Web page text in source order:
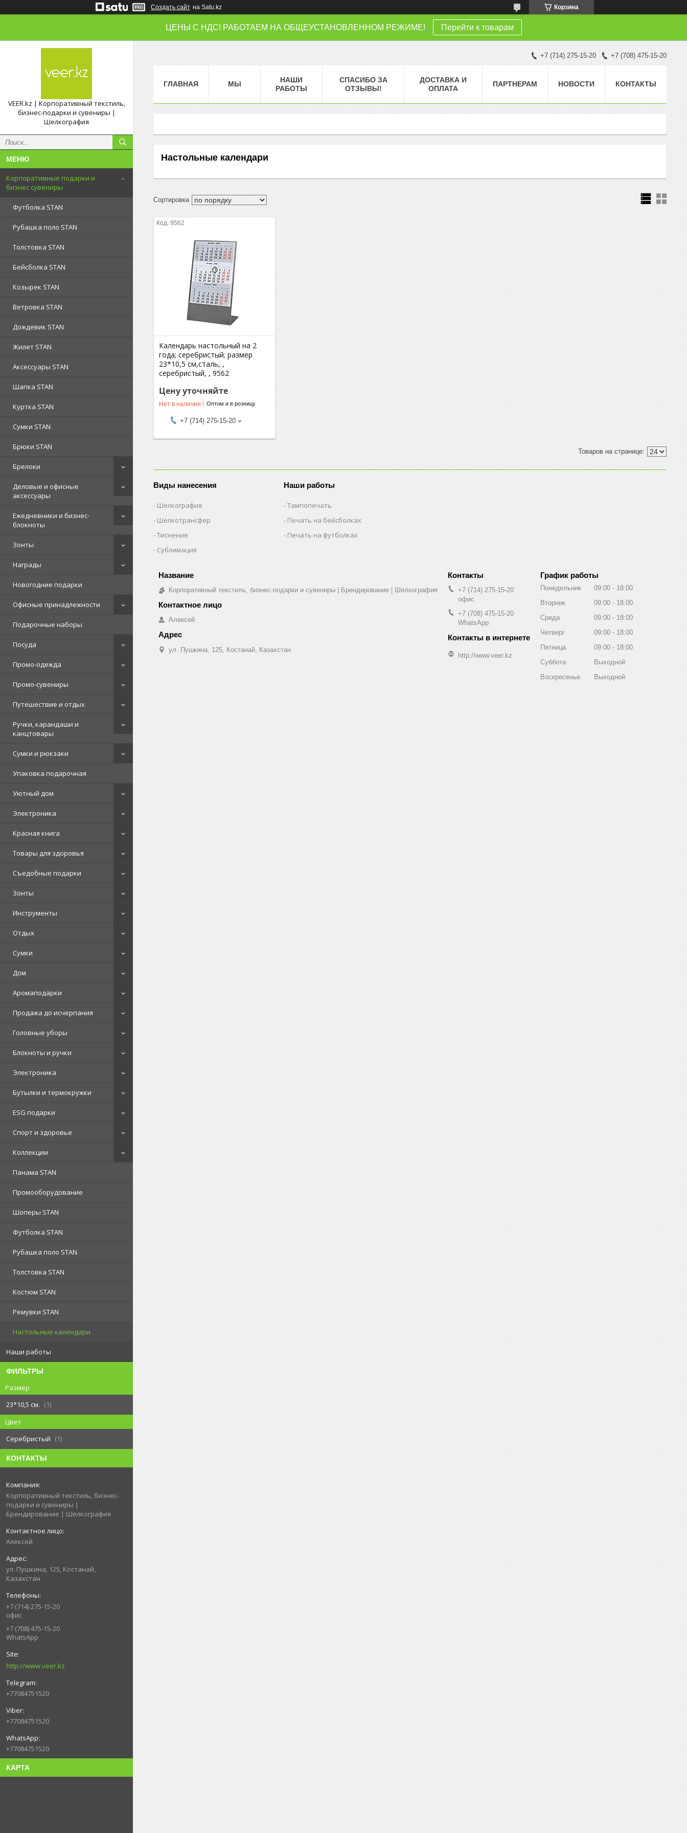
Создать сайт на Satu.kz Корзина
ЦЕНЫ С НДС! РАБОТАЕМ НА ОБЩЕУСТАНОВЛЕННОМ РЕЖИМЕ! Перейти к товарам
VEER.kz | Корпоративный текстиль,
бизнес-подарки и сувениры |
Шелкография
Корпоративные подарки и
бизнес сувениры
Футболка STAN
Рубашка поло STAN
Толстовка STAN
Бейсболка STAN
Козырек STAN
Ветровка STAN
Дождевик STAN
Жилет STAN
Аксессуары STAN
Шапка STAN
Куртка STAN
Сумки STAN
Брюки STAN
Брелоки
Деловые и офисные
аксессуары
Ежедневники и бизнес-
блокноты
Зонты
Награды
Новогодние подарки
Офисные принадлежности
Подарочные наборы
Посуда
Промо-одежда
Промо-сувениры
Путешествие и отдых
Ручки, карандаши и
канцтовары
Сумки и рюкзаки
Упаковка подарочная
Уютный дом
Электроника
Красная книга
Товары для здоровья
Съедобные подарки
Зонты
Инструменты
Отдых
Сумки
Дом
Аромаподарки
Продажа до исчерпания
Головные уборы
Блокноты и ручки
Электроника
Бутылки и термокружки
ESG подарки
Спорт и здоровье
Коллекции
Панама STAN
Промооборудование
Шоперы STAN
Футболка STAN
Рубашка поло STAN
Толстовка STAN
Костюм STAN
Ремувки STAN
Настольные календари
Наши работы
ФИЛЬТРЫ
Размер
23*10,5 см.
1
Цвет
Серебристый
1
КОНТАКТЫ
Корпоративный текстиль, бизнес-
подарки и сувениры |
Брендирование | Шелкография
Алексей
ул. Пушкина, 125, Костанай,
Казахстан
+7 (714) 275-15-20
офис
+7 (708) 475-15-20
WhatsApp
http://www.veer.kz
+77084751520
+77084751520
+77084751520
КАРТА
+7 (714) 275-15-20 +7 (708) 475-15-20
ГЛАВНАЯ МЫ
НАШИ
РАБОТЫ
СПАСИБО ЗА
ОТЗЫВЫ!
ДОСТАВКА И
ОПЛАТА
ПАРТНЕРАМ НОВОСТИ КОНТАКТЫ
Настольные календари
9562
Календарь настольный на 2
года; серебристый; размер
23*10,5 см,сталь, ,
серебристый, , 9562
Цену уточняйте
Нет в наличии Оптом и в розницу
+7 (714) 275-15-20
Виды нанесения
Шелкография
Шелкотрансфер
Тиснение
Сублимация
Наши работы
Тампопечать
Печать на бейсболках
Печать на футболках
Корпоративный текстиль, бизнес-подарки и сувениры | Брендирование | Шелкография
Алексей
ул. Пушкина, 125, Костанай, Казахстан
+7 (714) 275-15-20
офис
+7 (708) 475-15-20
WhatsApp
http://www.veer.kz
График работы
Понедельник 09:00
18:00
Вторник
09:00
18:00
Среда
09:00
18:00
Четверг
09:00
18:00
Пятница
09:00
18:00
Суббота
Выходной
Воскресенье
Выходной